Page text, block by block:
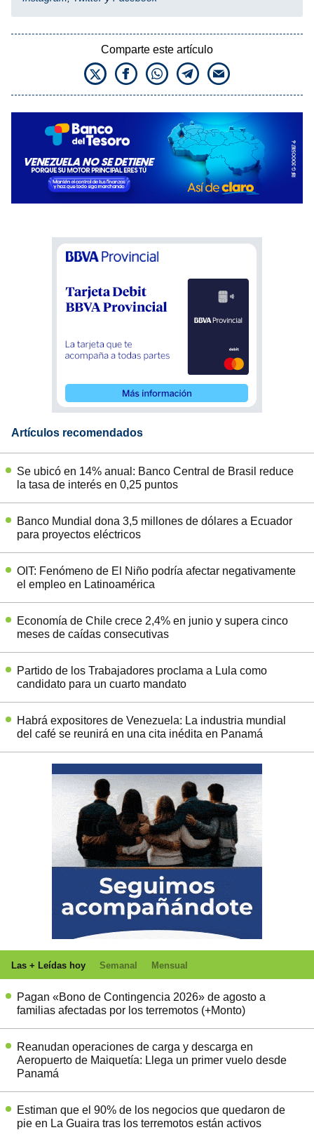
Comparte este artículo
Artículos recomendados
Se ubicó en 14% anual: Banco Central de Brasil reduce
la tasa de interés en 0,25 puntos
Banco Mundial dona 3,5 millones de dólares a Ecuador
para proyectos eléctricos
OIT: Fenómeno de El Niño podría afectar negativamente
el empleo en Latinoamérica
Economía de Chile crece 2,4% en junio y supera cinco
meses de caídas consecutivas
Partido de los Trabajadores proclama a Lula como
candidato para un cuarto mandato
Habrá expositores de Venezuela: La industria mundial
del café se reunirá en una cita inédita en Panamá
Las + Leídas hoy Semanal Mensual
Pagan «Bono de Contingencia 2026» de agosto a
familias afectadas por los terremotos (+Monto)
Reanudan operaciones de carga y descarga en
Aeropuerto de Maiquetía: Llega un primer vuelo desde
Panamá
Estiman que el 90% de los negocios que quedaron de
pie en La Guaira tras los terremotos están activos